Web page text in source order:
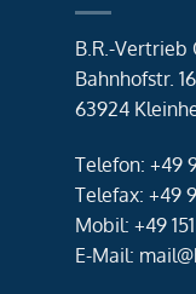
B.R.-Vertrieb
Bahnhofstr. 16
63924
Telefon: +49
Telefax: +49
Mobil: +49
E-Mail: